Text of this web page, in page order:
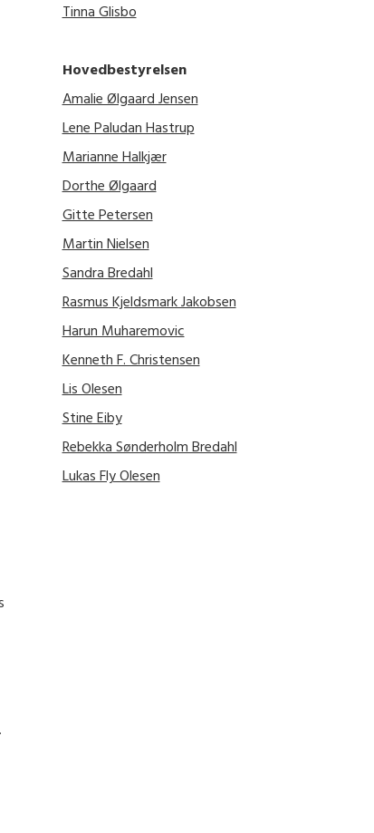
Tinna Glisbo
Hovedbestyrelsen
Amalie Ølgaard Jensen
Lene Paludan Hastrup
Marianne Halkjær
Dorthe Ølgaard
Gitte Petersen
Martin Nielsen
Sandra Bredahl
Rasmus Kjeldsmark Jakobsen
Harun Muharemovic
Kenneth F. Christensen
Lis Olesen
Stine Eiby
Rebekka Sønderholm Bredahl
Lukas Fly Olesen